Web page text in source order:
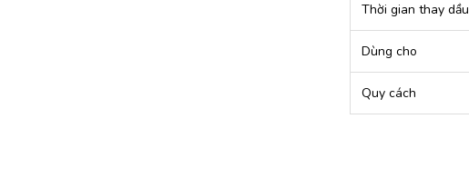
Thời gian thay dầu
Dùng cho
Quy cách